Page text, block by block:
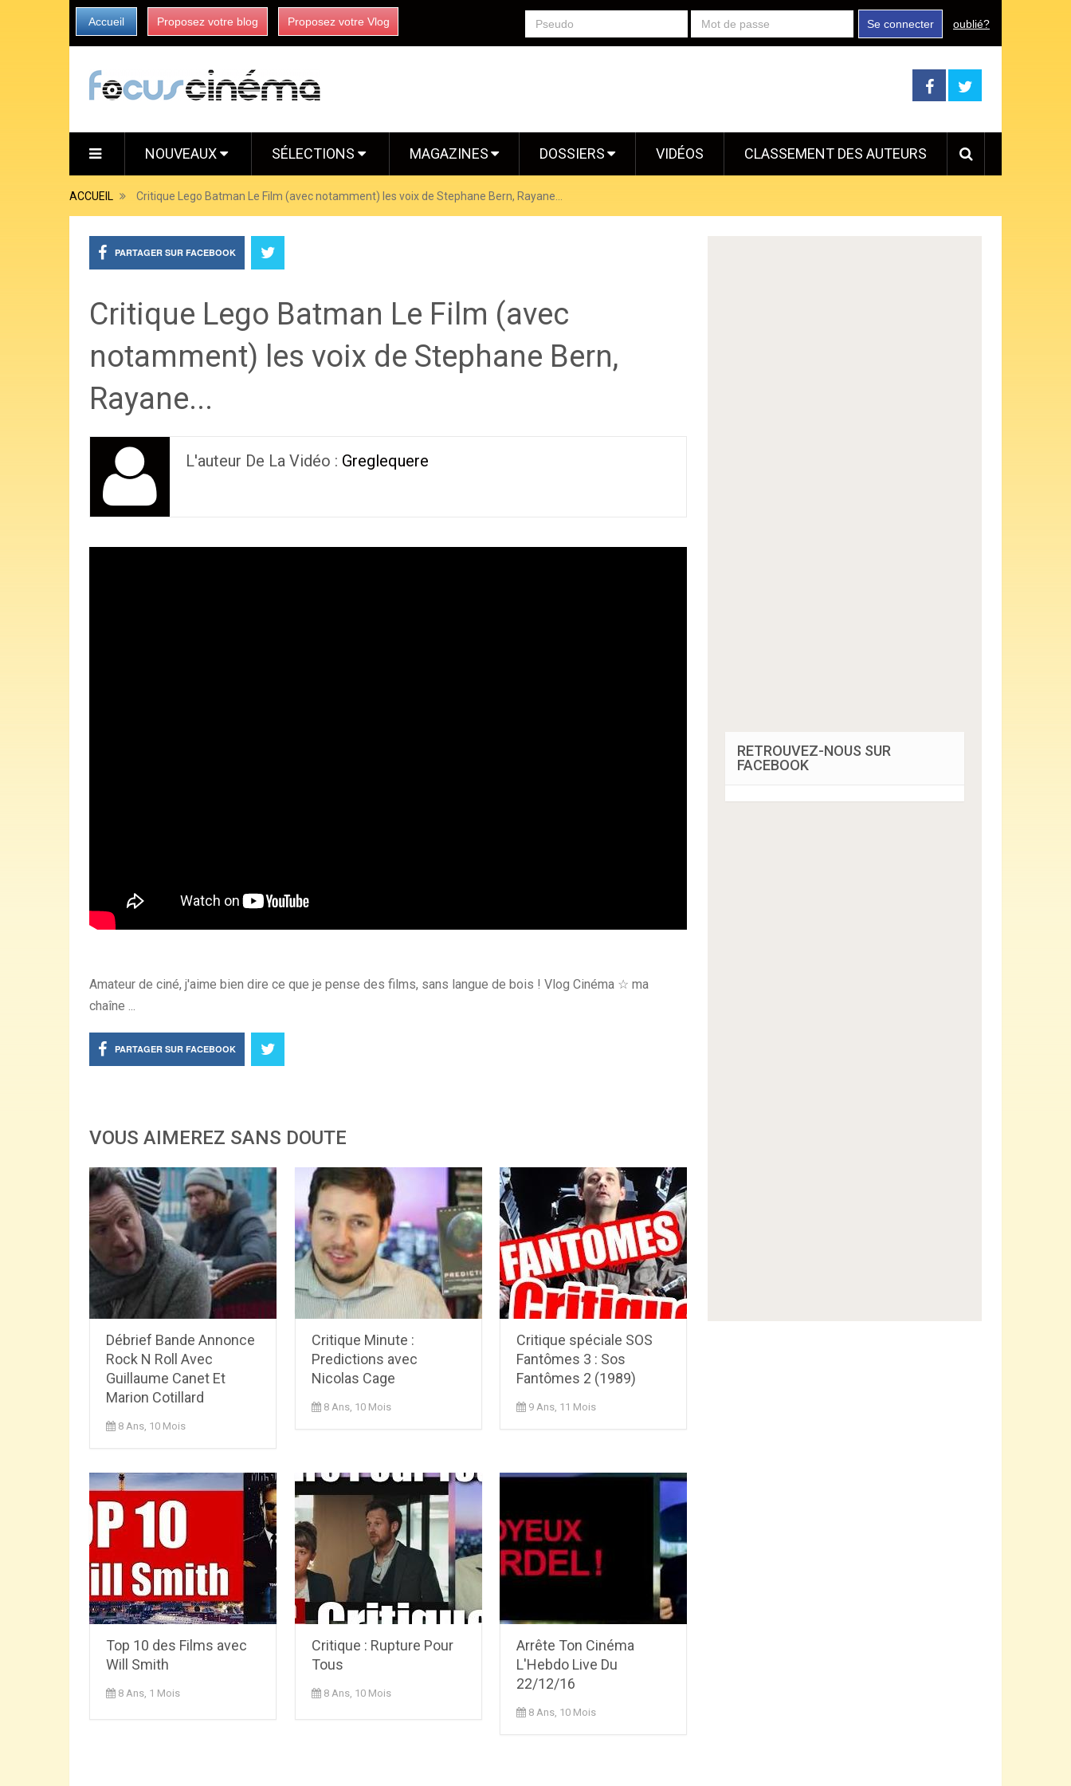
Accueil Proposez votre blog Proposez votre Vlog Se connecter oublié?
NOUVEAUX SÉLECTIONS MAGAZINES DOSSIERS VIDÉOS CLASSEMENT DES AUTEURS
ACCUEIL Critique Lego Batman Le Film (avec notamment) les voix de Stephane Bern, Rayane...
PARTAGER SUR FACEBOOK
Critique Lego Batman Le Film (avec
notamment) les voix de Stephane Bern,
Rayane...
L'auteur De La Vidéo : Greglequere
Amateur de ciné, j'aime bien dire ce que je pense des films, sans langue de bois ! Vlog Cinéma ☆ ma
chaîne ...
PARTAGER SUR FACEBOOK
VOUS AIMEREZ SANS DOUTE
Débrief Bande Annonce
Rock N Roll Avec
Guillaume Canet Et
Marion Cotillard
8 Ans, 10 Mois
Critique Minute :
Predictions avec
Nicolas Cage
8 Ans, 10 Mois
Critique spéciale SOS
Fantômes 3 : Sos
Fantômes 2 (1989)
9 Ans, 11 Mois
Top 10 des Films avec
Will Smith
8 Ans, 1 Mois
Critique : Rupture Pour
Tous
8 Ans, 10 Mois
Arrête Ton Cinéma
L'Hebdo Live Du
22/12/16
8 Ans, 10 Mois
RETROUVEZ-NOUS SUR
FACEBOOK